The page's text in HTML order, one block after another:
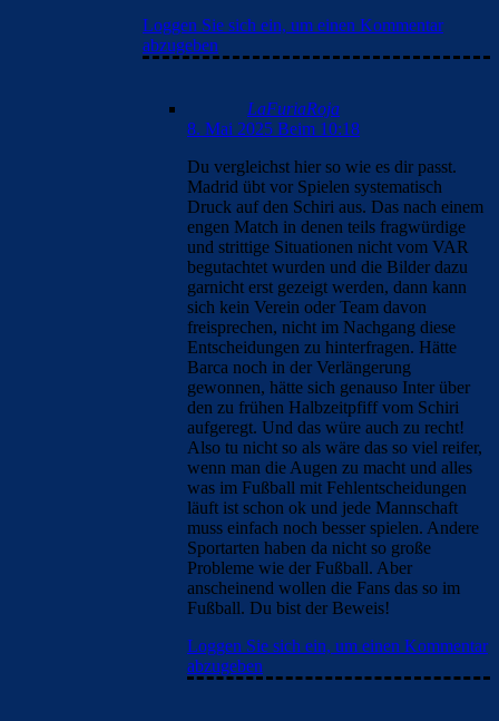
Loggen Sie sich ein, um einen Kommentar
abzugeben
LaFuriaRoja
8. Mai 2025 Beim 10:18
Du vergleichst hier so wie es dir passt.
Madrid übt vor Spielen systematisch
Druck auf den Schiri aus. Das nach einem
engen Match in denen teils fragwürdige
und strittige Situationen nicht vom VAR
begutachtet wurden und die Bilder dazu
garnicht erst gezeigt werden, dann kann
sich kein Verein oder Team davon
freisprechen, nicht im Nachgang diese
Entscheidungen zu hinterfragen. Hätte
Barca noch in der Verlängerung
gewonnen, hätte sich genauso Inter über
den zu frühen Halbzeitpfiff vom Schiri
aufgeregt. Und das würe auch zu recht!
Also tu nicht so als wäre das so viel reifer,
wenn man die Augen zu macht und alles
was im Fußball mit Fehlentscheidungen
läuft ist schon ok und jede Mannschaft
muss einfach noch besser spielen. Andere
Sportarten haben da nicht so große
Probleme wie der Fußball. Aber
anscheinend wollen die Fans das so im
Fußball. Du bist der Beweis!
Loggen Sie sich ein, um einen Kommentar
abzugeben